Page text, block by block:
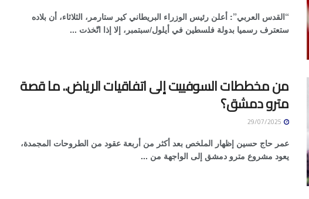
“القدس العربي”: أعلن رئيس الوزراء البريطاني كير ستارمر، الثلاثاء، أن بلاده
ستعترف رسميا بدولة فلسطين في أيلول/سبتمبر، إلا إذا اتّخذت ...
من مخططات السوفييت إلى اتفاقيات الرياض.. ما قصة
مترو دمشق؟
عمر حاج حسين إظهار الملخص بعد أكثر من أربعة عقود من الطروحات المجمدة،
يعود مشروع مترو دمشق إلى الواجهة من ...